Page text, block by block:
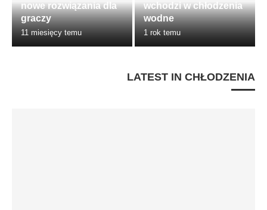
nowe rozwiązania dla
graczy
11 miesięcy temu
wchodzi w chłodzenia
wodne
1 rok temu
LATEST IN CHŁODZENIA